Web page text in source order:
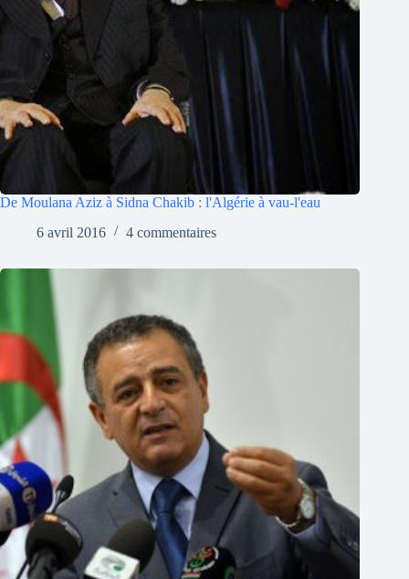
De Moulana Aziz à Sidna Chakib : l'Algérie à vau-l'eau
6 avril 2016
4 commentaires